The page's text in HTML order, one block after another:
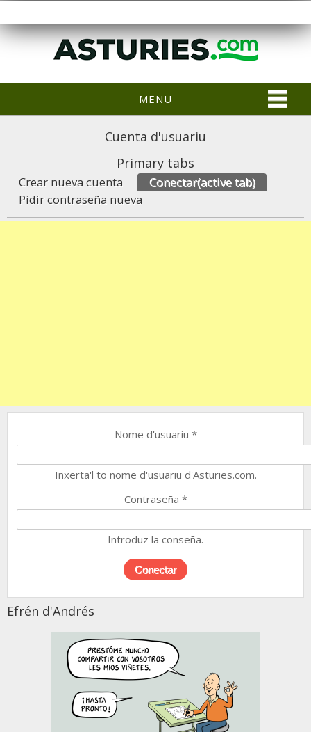
MENU
Cuenta d'usuariu
Primary tabs
Crear nueva cuenta Conectar(active tab)
Pidir contraseña nueva
Nome d'usuariu *
Inxerta'l to nome d'usuariu d'Asturies.com.
Contraseña *
Introduz la conseña.
Efrén d'Andrés